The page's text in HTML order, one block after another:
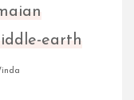
earth